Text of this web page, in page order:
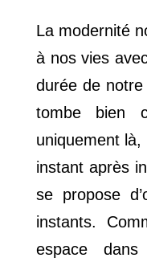
La modernité
à nos vies
durée de
tombe bien
uniquement
instant après
se propose
instants.
espace